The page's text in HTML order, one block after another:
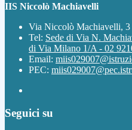
IIS Niccolò Machiavelli
Via Niccolò Machiavelli,
Tel: Sede di Via N.
di Via Milano 1/A - 02
Email:
PEC:
Seguici su